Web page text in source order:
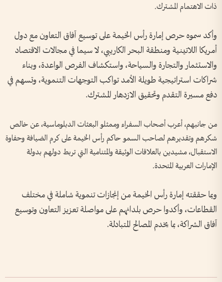
ذات الاهتمام المشترك.
وأكد سموه حرص إمارة رأس الخيمة على توسيع آفاق التعاون مع دول
أمريكا اللاتينية ومنطقة البحر الكاريبي، لا سيما في مجالات الاقتصاد
والاستثمار والتجارة والسياحة، واستكشاف الفرص الواعدة، وبناء
شراكات استراتيجية طويلة الأمد تواكب التوجهات التنموية، وتسهم في
دفع مسيرة التقدم وتحقيق الازدهار المشترك.
من جانبهم، أعرب أصحاب السفراء وممثلو البعثات الدبلوماسية، عن خالص
شكرهم وتقديرهم لصاحب السمو حاكم رأس الخيمة على كرم الضيافة وحفاوة
الاستقبال، مشيدين بالعلاقات الوثيقة والمتنامية التي تربط دولهم بدولة
الإمارات العربية المتحدة.
وبما حققته إمارة رأس الخيمة من إنجازات تنموية شاملة في مختلف
القطاعات، وأكدوا حرص بلدانهم على مواصلة تعزيز التعاون وتوسيع
آفاق الشراكة، بما يخدم المصالح المتبادلة.